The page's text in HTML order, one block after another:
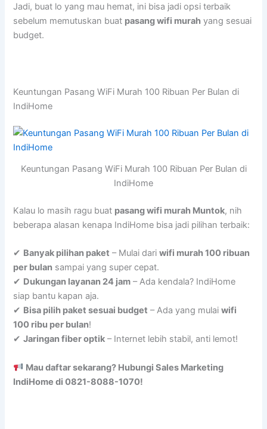
Jadi, buat lo yang mau hemat, ini bisa jadi opsi terbaik
sebelum memutuskan buat pasang wifi murah yang sesuai
budget.
Keuntungan Pasang WiFi Murah 100 Ribuan Per Bulan di
IndiHome
Keuntungan Pasang WiFi Murah 100 Ribuan Per Bulan di
IndiHome
Kalau lo masih ragu buat pasang wifi murah Muntok, nih
beberapa alasan kenapa IndiHome bisa jadi pilihan terbaik:
✔ Banyak pilihan paket – Mulai dariwifi murah 100 ribuan
per bulan sampai yang super cepat.
✔ Dukungan layanan 24 jam – Ada kendala? IndiHome
siap bantu kapan aja.
✔ Bisa pilih paket sesuai budget – Ada yang mulaiwifi
100 ribu per bulan!
✔Jaringan fiber optik – Internet lebih stabil, anti lemot!
Mau daftar sekarang? Hubungi Sales Marketing
IndiHome di 0821-8088-1070!